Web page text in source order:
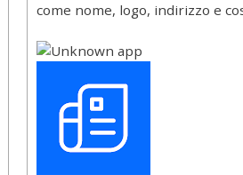
come nome, logo, indirizzo e